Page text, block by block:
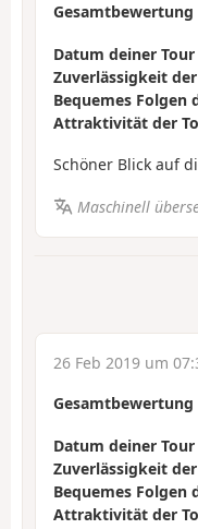
Gesamtbewertung
Datum deiner Tour
Zuverlässigkeit
Bequemes Folgen
Attraktivität der
Schöner Blick auf
Maschinell
26 Feb 2019 um
Gesamtbewertung
Datum deiner Tour
Zuverlässigkeit
Bequemes Folgen
Attraktivität der